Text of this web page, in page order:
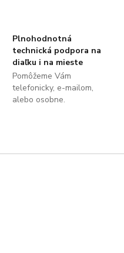
Plnohodnotná
technická podpora na
diaľku i na mieste
Pomôžeme Vám
telefonicky, e-mailom,
alebo osobne.